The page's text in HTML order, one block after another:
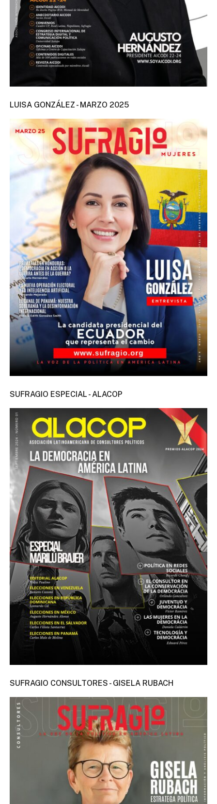
LUISA GONZÁLEZ - MARZO 2025
SUFRAGIO ESPECIAL - ALACOP
SUFRAGIO CONSULTORES - GISELA RUBACH